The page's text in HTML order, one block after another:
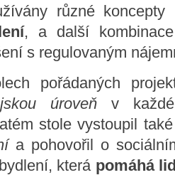
různé koncepty
, a další
s regulovaným
pořádaných
úroveň v
stole vystoupil
a pohovořil o
která pomáhá